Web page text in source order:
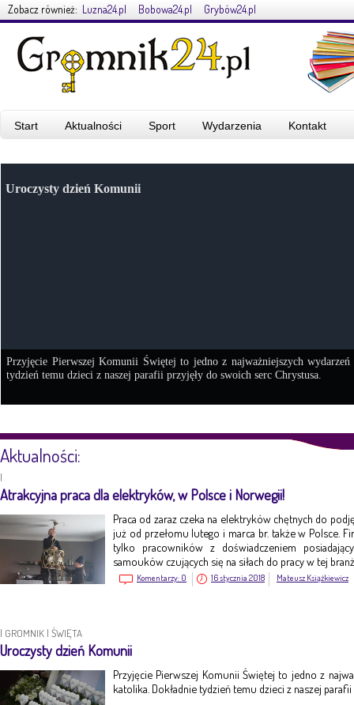
Zobacz również: Luzna24.pl Bobowa24.pl Grybów24.pl
Start Aktualności Sport Wydarzenia Kontakt
Uroczysty dzień Komunii
Przyjęcie Pierwszej Komunii Świętej to jedno z najważniejszych
tydzień temu dzieci z naszej parafii przyjęły do swoich serc Chrystusa.
Aktualności:
|
Atrakcyjna praca dla elektryków, w Polsce i Norwegii!
Praca od zaraz czeka na elektryków chętnych do
już od przełomu lutego i marca br. także w Polsce.
tylko pracowników z doświadczeniem
samouków czujących się na siłach do pracy w tej
Komentarzy: 0 16 stycznia 2018 Mateusz Książkiewicz
| GROMNIK | ŚWIĘTA
Uroczysty dzień Komunii
Przyjęcie Pierwszej Komunii Świętej to jedno z
katolika. Dokładnie tydzień temu dzieci z naszej